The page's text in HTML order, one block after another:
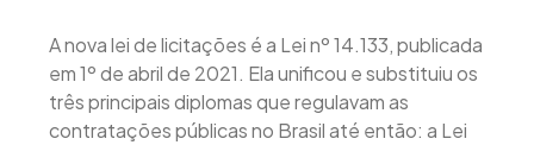
A nova lei de licitações é a Lei nº 14.133, publicada
em 1º de abril de 2021. Ela unificou e substituiu os
três principais diplomas que regulavam as
contratações públicas no Brasil até então: a Lei